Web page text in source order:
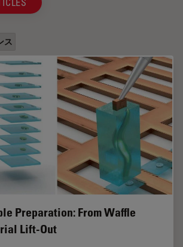
ス
Preparation: From Waffle
Lift-Out